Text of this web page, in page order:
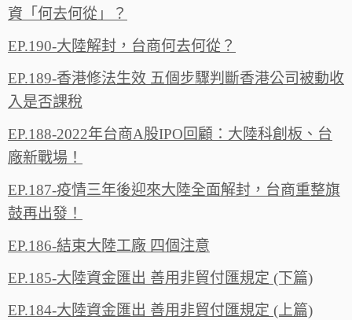
資「何去何從」？
EP.190-大陸解封，台商何去何從？
EP.189-香港修法生效 五個步驟判斷香港公司被動收
入是否課稅
EP.188-2022年台商A股IPO回顧：大陸科創板、台
廠新戰場！
EP.187-疫情三年後迎來大陸全面解封，台商重整旗
鼓再出發！
EP.186-結束大陸工廠 四個注意
EP.185-大陸資金匯出 善用非貿付匯規定 (下篇)
EP.184-大陸資金匯出 善用非貿付匯規定 (上篇)